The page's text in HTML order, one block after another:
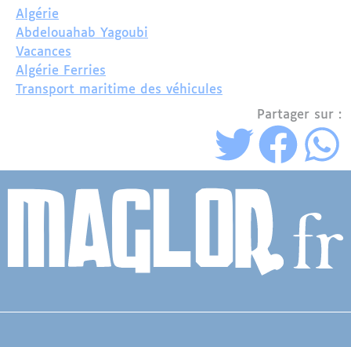
Algérie
Abdelouahab Yagoubi
Vacances
Algérie Ferries
Transport maritime des véhicules
Partager sur :